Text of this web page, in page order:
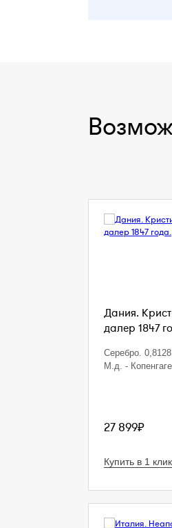
Дания.
далер 1847
Серебро.
М.д. -
27 899₽
Купить в 1 клик